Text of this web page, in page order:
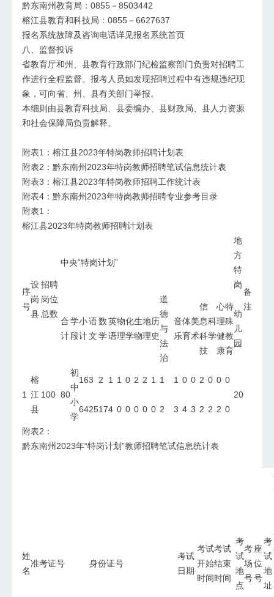
黔东南州教育局：0855－8503442
榕江县教育和科技局：0855－6627637
报名系统故障及咨询电话详见报名系统首页
八、监督投诉
省教育厅和州、县教育行政部门纪检监察部门负责对招聘工
作进行全程监督。报考人员如发现招聘过程中有违规违纪现
象，可向省、州、县有关部门举报。
本细则由县教育科技局、县委编办、县财政局、县人力资源
和社会保障局负责解释。
附表1：榕江县2023年特岗教师招聘计划表
附表2：黔东南州2023年特岗教师招聘笔试信息统计表
附表3：榕江县2023年特岗教师招聘工作统计表
附表4：黔东南州2023年特岗教师招聘专业参考目录
附表1：
榕江县2023年特岗教师招聘计划表
序
号
设
岗
县
招聘
岗位
总数
中央“特岗计划”
地
方
特
岗
备
注
合
计
学
段
小
计
语
文
数
学
英
语
物
理
化
学
生
物
地
理
历
史
道
德
与
法
治
音
乐
体
育
美
术
信
息
科
技
科
学
心
理
健
康
特
殊
教
育
幼
儿
园
1
榕
江
县
100 80
初
中
163 2 1 1 0 2 2 1 1 1 0 0 2 0 0 0
20
小
学
6425174 0 0 0 0 0 2 3 4 3 2 2 2 0
附表2：
黔东南州2023年“特岗计划”教师招聘笔试信息统计表
姓
名
准考证号 身份证号
考试
日期
考试
开始
时间
考试
结束
时间
考
试
地
点
考
场
号
座
位
号
考
试
地
址